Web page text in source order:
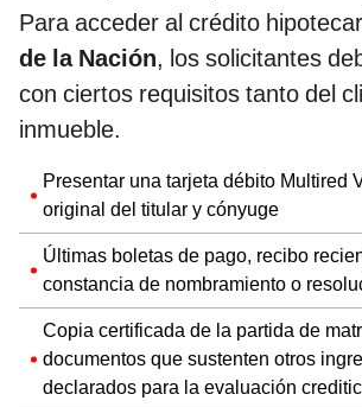
Para acceder al crédito
de la Nación, los solicitantes
con ciertos requisitos tanto del
inmueble.
Presentar una tarjeta débito Multired
original del titular y cónyuge
Últimas boletas de pago, recibo
constancia de nombramiento o
Copia certificada de la partida de
documentos que sustenten otros
declarados para la evaluación